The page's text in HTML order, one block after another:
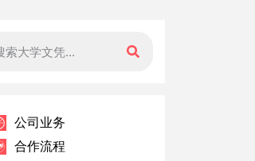
公司业务
合作流程